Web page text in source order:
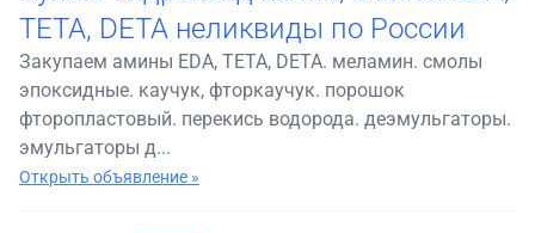
TETA, DETA неликвиды по России
Закупаем амины EDA, TETA, DETA. меламин. смолы
эпоксидные. каучук, фторкаучук. порошок
фторопластовый. перекись водорода. деэмульгаторы.
эмульгаторы д...
Открыть объявление »